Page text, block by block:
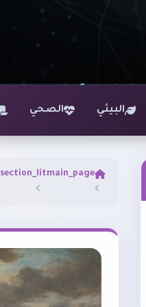
البيئي الصحي
main_page
section_lit